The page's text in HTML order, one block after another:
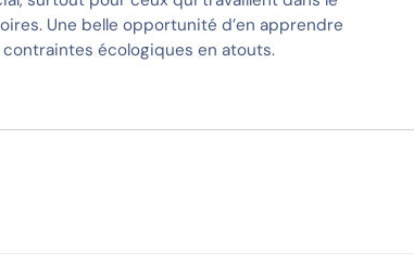
Une belle opportunité d’en apprendre
écologiques en atouts.